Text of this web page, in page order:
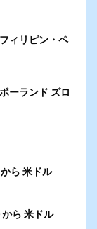
ィリピン・ペ
ーランド ズロ
ら 米ドル
ら 米ドル